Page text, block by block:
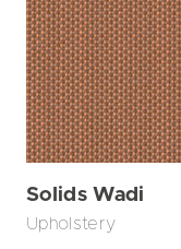
Solids Wadi
Upholstery